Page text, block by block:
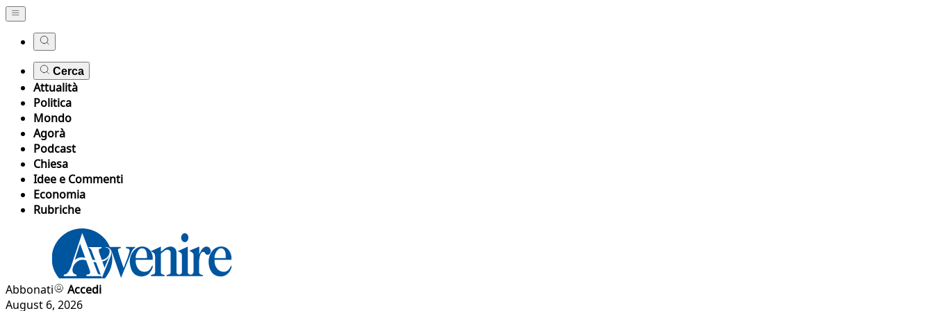
Cerca
Attualità
Politica
Mondo
Agorà
Podcast
Chiesa
Idee e Commenti
Economia
Rubriche
Abbonati
Accedi
August 6, 2026